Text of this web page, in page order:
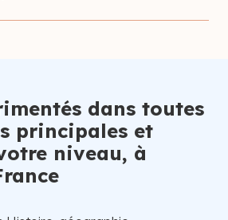
dans toutes
principales et
niveau, à